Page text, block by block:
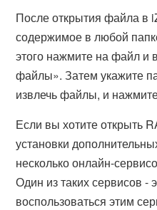
После открытия файла в
содержимое в любой
этого нажмите на файл и
файлы». Затем укажите
извлечь файлы, и
Если вы хотите открыть
установки
несколько онлайн-
Один из таких сервисов -
воспользоваться этим